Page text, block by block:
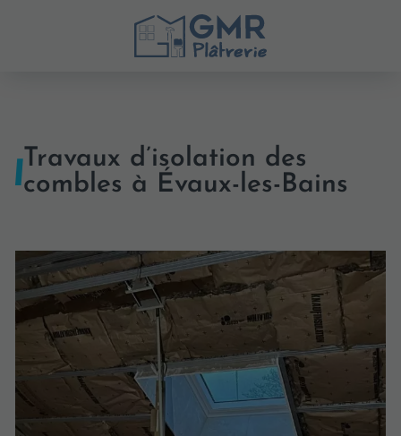
Travaux d’isolation des
combles à Évaux-les-Bains